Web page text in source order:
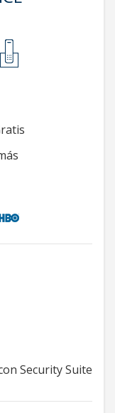
Security Suite